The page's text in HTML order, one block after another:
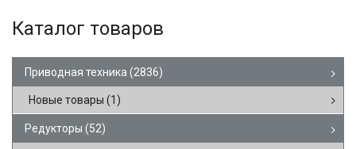
Каталог товаров
Приводная техника (2836)
Новые товары (1)
Редукторы (52)